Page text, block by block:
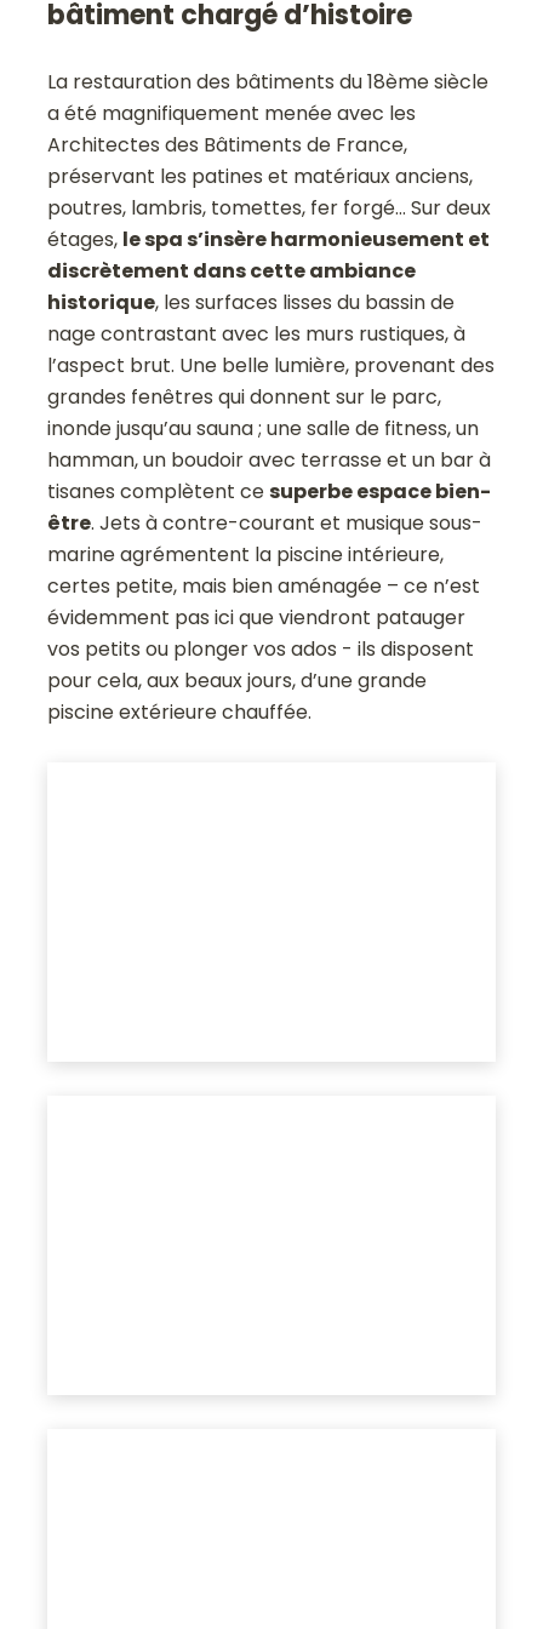
bâtiment chargé d’histoire
La restauration des bâtiments du 18ème siècle
a été magnifiquement menée avec les
Architectes des Bâtiments de France,
préservant les patines et matériaux anciens,
poutres, lambris, tomettes, fer forgé… Sur deux
étages, le spa s’insère harmonieusement et
discrètement dans cette ambiance
historique, les surfaces lisses du bassin de
nage contrastant avec les murs rustiques, à
l’aspect brut. Une belle lumière, provenant des
grandes fenêtres qui donnent sur le parc,
inonde jusqu’au sauna ; une salle de fitness, un
hamman, un boudoir avec terrasse et un bar à
tisanes complètent cesuperbe espace bien-
être. Jets à contre-courant et musique sous-
marine agrémentent la piscine intérieure,
certes petite, mais bien aménagée – ce n’est
évidemment pas ici que viendront patauger
vos petits ou plonger vos ados - ils disposent
pour cela, aux beaux jours, d’une grande
piscine extérieure chauffée.